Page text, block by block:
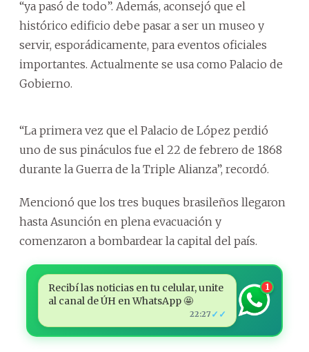
“ya pasó de todo”. Además, aconsejó que el
histórico edificio debe pasar a ser un museo y
servir, esporádicamente, para eventos oficiales
importantes. Actualmente se usa como Palacio de
Gobierno.
“La primera vez que el Palacio de López perdió
uno de sus pináculos fue el 22 de febrero de 1868
durante la Guerra de la Triple Alianza”, recordó.
Mencionó que los tres buques brasileños llegaron
hasta Asunción en plena evacuación y
comenzaron a bombardear la capital del país.
Recibí las noticias en tu celular, unite
al canal de ÚH en WhatsApp 🤩
22:27 ✓✓
1